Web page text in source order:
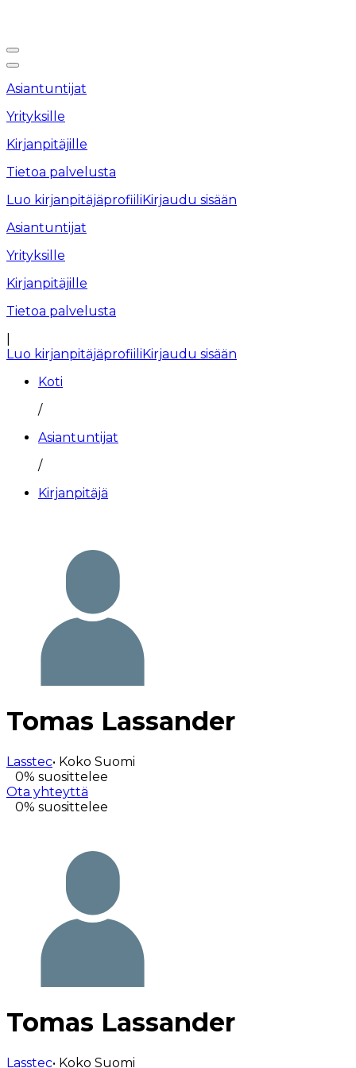
Asiantuntijat
Yrityksille
Kirjanpitäjille
Tietoa palvelusta
Luo kirjanpitäjäprofiiliKirjaudu sisään
Asiantuntijat
Yrityksille
Kirjanpitäjille
Tietoa palvelusta
Luo kirjanpitäjäprofiiliKirjaudu sisään
Koti
/
Asiantuntijat
/
Kirjanpitäjä
Tomas Lassander
Lasstec• Koko Suomi
0% suosittelee
Ota yhteyttä
0% suosittelee
Tomas Lassander
Lasstec• Koko Suomi